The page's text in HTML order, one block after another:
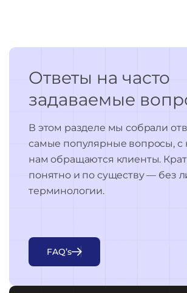
Ответы на часто
задаваемые
В этом разделе мы собрали
самые популярные вопросы, с
нам обращаются клиенты.
понятно и по существу — без
терминологии.
FAQ’s